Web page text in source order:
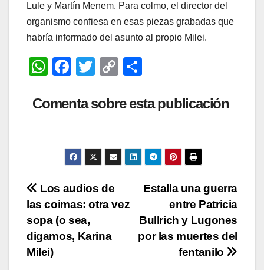
Lule y Martín Menem. Para colmo, el director del
organismo confiesa en esas piezas grabadas que
habría informado del asunto al propio Milei.
W
at
F
c
b
o
o
k
T
tt
C
p
Li
n
m
ar
tir
Comenta sobre esta publicación
Navegación
de
entradas
Estalla una guerra
entre Patricia
Bullrich y Lugones
por las muertes del
fentanilo
Los audios de
las coimas: otra vez
sopa (o sea,
digamos, Karina
Milei)